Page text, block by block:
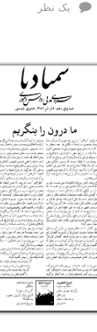
یک نظر